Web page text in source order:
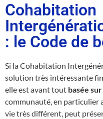
Cohabitation
: le Code de
Si la Cohabitation
solution très intéressante
elle est avant tout basée
communauté, en particulier
vie très différent, peut